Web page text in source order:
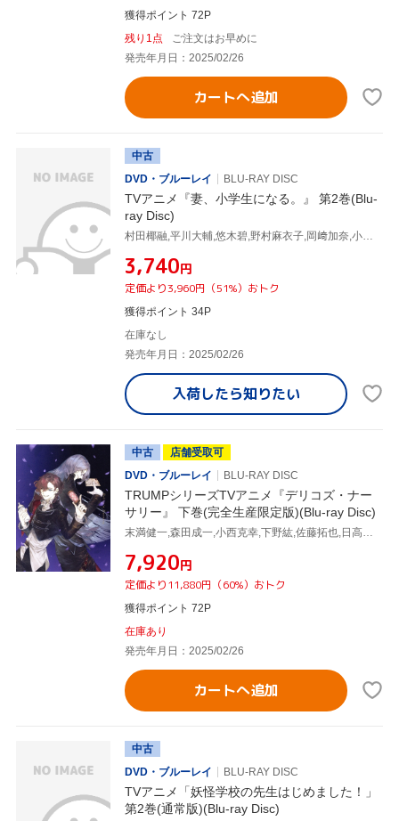
獲得ポイント 72P
残り1点
ご注文はお早めに
発売年月日：2025/02/26
カートへ追加
中古
DVD・ブルーレイ
BLU-RAY DISC
TVアニメ『妻、小学生になる。』 第2巻(Blu-
ray Disc)
村田椰融,平川大輔,悠木碧,野村麻衣子,岡﨑加奈,小島幸子,関川成人,山崎寛子
¥3,740円
定価より3,960円（51%）おトク
獲得ポイント 34P
在庫なし
発売年月日：2025/02/26
入荷したら知りたい
中古
店舗受取可
DVD・ブルーレイ
BLU-RAY DISC
TRUMPシリーズTVアニメ『デリコズ・ナー
サリー』 下巻(完全生産限定版)(Blu-ray Disc)
末満健一,森田成一,小西克幸,下野紘,佐藤拓也,日高里菜,伊東葉子,和田俊輔
¥7,920円
定価より11,880円（60%）おトク
獲得ポイント 72P
在庫あり
発売年月日：2025/02/26
カートへ追加
中古
DVD・ブルーレイ
BLU-RAY DISC
TVアニメ「妖怪学校の先生はじめました！」
第2巻(通常版)(Blu-ray Disc)